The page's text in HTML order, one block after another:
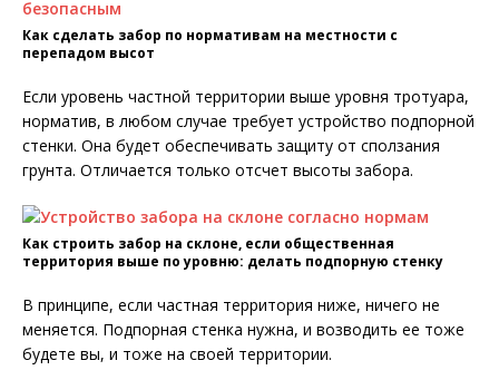
Как сделать забор по нормативам на местности с
перепадом высот
Если уровень частной территории выше уровня тротуара,
норматив, в любом случае требует устройство подпорной
стенки. Она будет обеспечивать защиту от сползания
грунта. Отличается только отсчет высоты забора.
Как строить забор на склоне, если общественная
территория выше по уровню: делать подпорную стенку
В принципе, если частная территория ниже, ничего не
меняется. Подпорная стенка нужна, и возводить ее тоже
будете вы, и тоже на своей территории.